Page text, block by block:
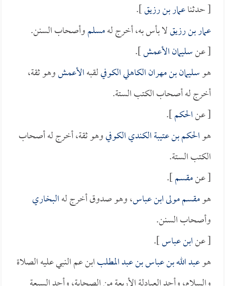
[ حدثناعمار بن رزيق].
عمار بن رزيقلا بأس به، أخرج لهمسلموأصحاب السنن.
[ عنسليمان الأعمش].
هوسليمان بن مهران الكاهلي الكوفيلقبهالأعمشوهو ثقة،
أخرج له أصحاب الكتب الستة.
[ عنالحكم].
هوالحكم بن عتيبة الكندي الكوفيوهو ثقة، أخرج له أصحاب
الكتب الستة.
[ عنمقسم].
هومقسم مولى ابن عباس، وهو صدوق أخرج لهالبخاري
وأصحاب السنن.
[ عنابن عباس].
هوعبد الله بن عباس بن عبد المطلبابن عم النبي عليه الصلاة